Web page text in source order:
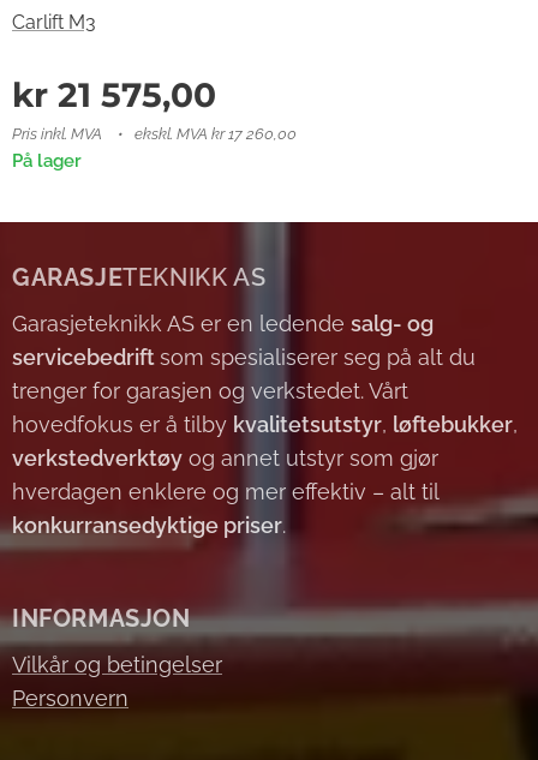
Carlift M3
kr 21 575,00
Pris inkl. MVA ekskl. MVA kr 17 260,00
På lager
GARASJETEKNIKK AS
Garasjeteknikk AS er en ledende salg- og
servicebedriftsom spesialiserer seg på alt du
trenger for garasjen og verkstedet. Vårt
hovedfokus er å tilby kvalitetsutstyr, løftebukker,
verkstedverktøy og annet utstyr som gjør
hverdagen enklere og mer effektiv – alt til
konkurransedyktige priser.
INFORMASJON
Vilkår og betingelser
Personvern